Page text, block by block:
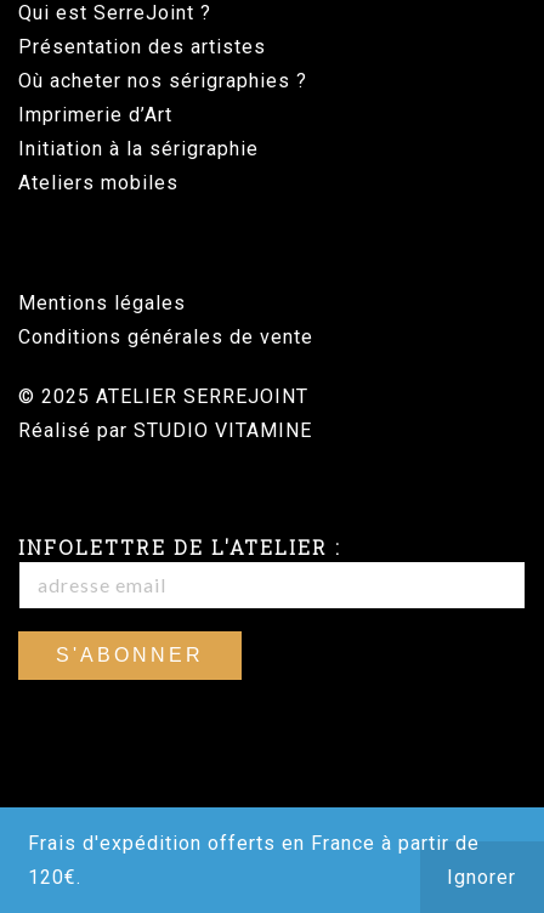
Qui est SerreJoint ?
Présentation des artistes
Où acheter nos sérigraphies ?
Imprimerie d’Art
Initiation à la sérigraphie
Ateliers mobiles
Mentions légales
Conditions générales de vente
© 2025 ATELIER SERREJOINT
Réalisé par STUDIO VITAMINE
INFOLETTRE DE L'ATELIER :
Frais d'expédition offerts en France à partir de
120€.
Ignorer